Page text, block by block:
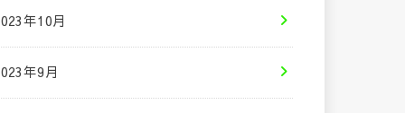
年10月
年9月